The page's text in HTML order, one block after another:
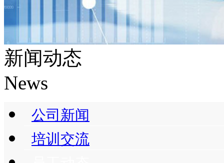
新闻动态
News
公司新闻
培训交流